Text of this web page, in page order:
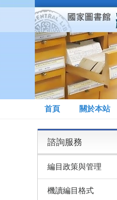
移至主內容
首頁 關於本站
諮詢服務
編目政策與管理
機讀編目格式